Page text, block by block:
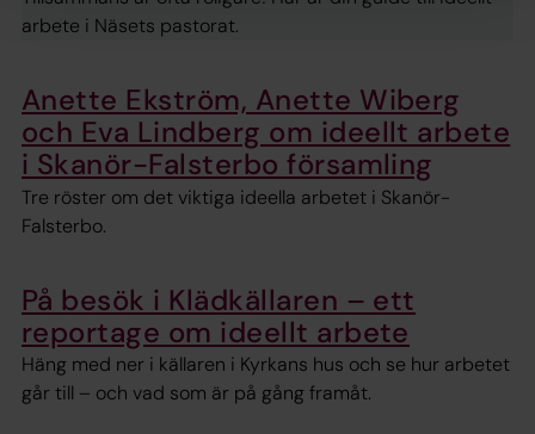
arbete i Näsets pastorat.
Anette Ekström, Anette Wiberg
och Eva Lindberg om ideellt arbete
i Skanör-Falsterbo församling
Tre röster om det viktiga ideella arbetet i Skanör-
Falsterbo.
På besök i Klädkällaren – ett
reportage om ideellt arbete
Häng med ner i källaren i Kyrkans hus och se hur arbetet
går till – och vad som är på gång framåt.